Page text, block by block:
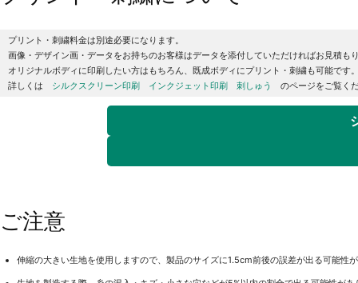
プリント・刺繍料金は別途必要になります。
画像・デザイン画・データをお持ちのお客様はデータを添付していただければお見積も
オリジナルボディに印刷したい方はもちろん、既成ボディにプリント・刺繍も可能です
詳しくは シルクスクリーン印刷 インクジェット印刷 刺しゅう のページをご覧く
ご注意
伸縮の大きい生地を使用しますので、製品のサイズに1.5cm前後の誤差が出る可能性